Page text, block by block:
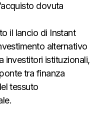
dovuta
il lancio di Instant
alternativo
investitori istituzionali,
tra finanza
tessuto